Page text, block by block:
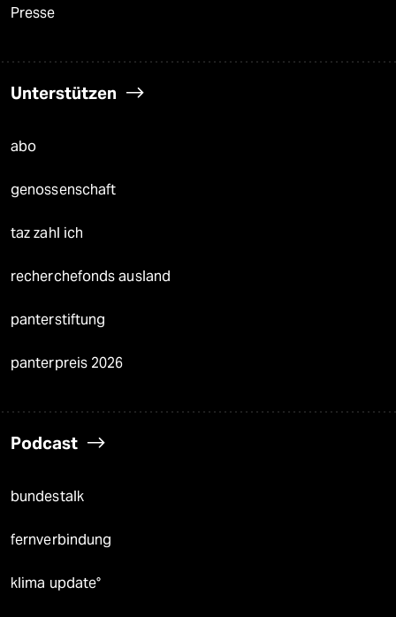
Presse
Unterstützen
abo
genossenschaft
taz zahl ich
recherchefonds ausland
panterstiftung
panterpreis 2026
Podcast
bundestalk
fernverbindung
klima update°